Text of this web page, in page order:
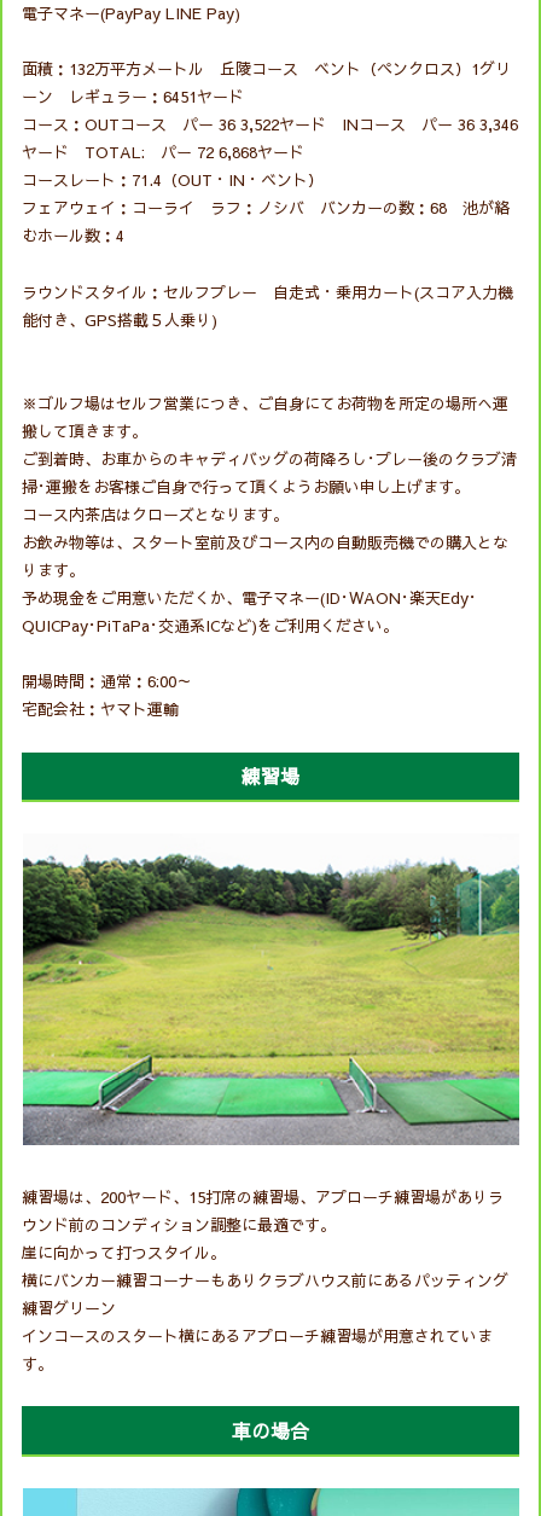
電子マネー(PayPay LINE Pay)
面積：132万平方メートル 丘陵コース ベント（ペンクロス）1グリ
ーン レギュラー：6451ヤード
コース：OUTコース パー 36 3,522ヤード INコース パー 36 3,346
ヤード TOTAL: パー 72 6,868ヤード
コースレート：71.4（OUT・IN・ベント）
フェアウェイ：コーライ ラフ：ノシバ バンカーの数：68 池が絡
むホール数：4
ラウンドスタイル：セルフプレー 自走式・乗用カート(スコア入力機
能付き、GPS搭載５人乗り)
※ゴルフ場はセルフ営業につき、ご自身にてお荷物を所定の場所へ運
搬して頂きます。
ご到着時、お車からのキャディバッグの荷降ろし･プレー後のクラブ清
掃･運搬をお客様ご自身で行って頂くようお願い申し上げます。
コース内茶店はクローズとなります。
お飲み物等は、スタート室前及びコース内の自動販売機での購入とな
ります。
予め現金をご用意いただくか、電子マネー(ID･WAON･楽天Edy･
QUICPay･PiTaPa･交通系ICなど)をご利用ください。
開場時間：通常：6:00～
宅配会社：ヤマト運輸
練習場
練習場は、200ヤード、15打席の練習場、アプローチ練習場がありラ
ウンド前のコンディション調整に最適です。
崖に向かって打つスタイル。
横にバンカー練習コーナーもありクラブハウス前にあるパッティング
練習グリーン
インコースのスタート横にあるアプローチ練習場が用意されていま
す。
車の場合